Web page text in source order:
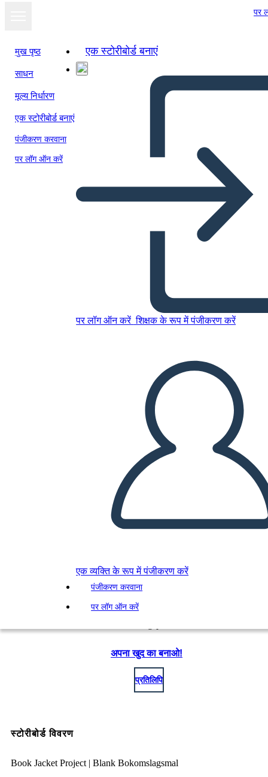
पर
मुख पृष्ठ
साधन
मूल्य निर्धारण
एक स्टोरीबोर्ड बनाएं
पंजीकरण करवाना
पर लॉग ऑन करें
एक स्टोरीबोर्ड बनाएं
पर लॉग ऑन करें शिक्षक के रूप में पंजीकरण करें
एक व्यक्ति के रूप में पंजीकरण करें
पंजीकरण करवाना
पर लॉग ऑन करें
Bokomslagsplakat 1
स्टोरीबोर्ड बनाएं
स्लाइड शो चलाएं
अपना खुद का बनाओ!
प्रतिलिपि
स्टोरीबोर्ड विवरण
Book Jacket Project | Blank Bokomslagsmal